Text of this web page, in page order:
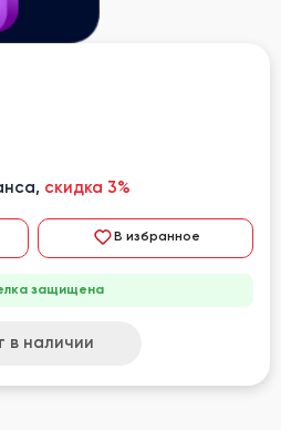
скидка 3%
В избранное
защищена
в наличии